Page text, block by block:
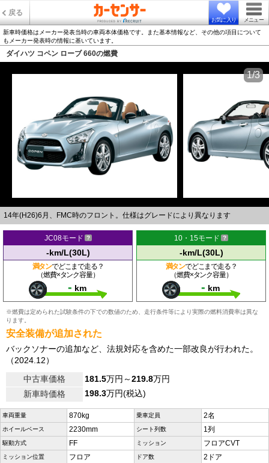
戻る
お気に入り メニュー
新車時価格はメーカー発表当時の車両本体価格です。また基本情報など、その他の項目について
もメーカー発表時の情報に基いています。
ダイハツ コペン ローブ 660の燃費
14年(H26)6月、FMC時のフロント。仕様はグレードにより異なります
1/3
JC08モード
-km/L(30L)
満タンでどこまで走る？
（燃費×タンク容量）
- km
10・15モード
-km/L(30L)
満タンでどこまで走る？
（燃費×タンク容量）
- km
※燃費は定められた試験条件の下での数値のため、走行条件等により実際の燃料消費率は異な
ります。
安全装備が追加された
バックソナーの追加など、法規対応を含めた一部改良が行われた。
（2024.12）
中古車価格
181.5万円～219.8万円
新車時価格
198.3万円(税込)
車両重量 870kg 乗車定員 2名
ホイールベース 2230mm シート列数 1列
駆動方式 FF ミッション フロアCVT
ミッション位置 フロア ドア数 2ドア